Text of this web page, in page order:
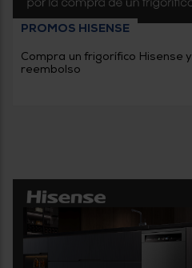
PROMOS HISENSE
Compra un frigorífico Hisense
reembolso